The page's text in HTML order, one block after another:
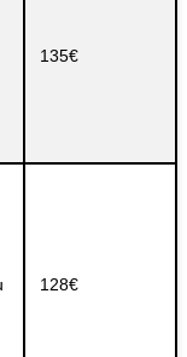
135€
128€